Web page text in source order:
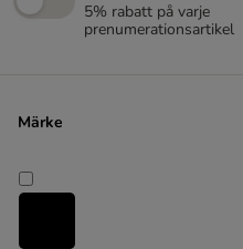
5% rabatt på varje
prenumerationsartikel
Märke